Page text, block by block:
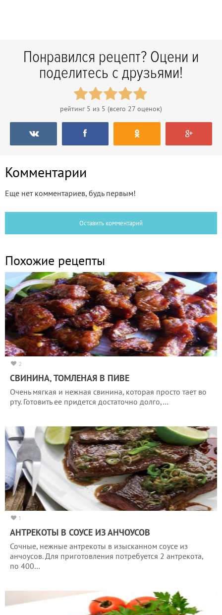
Понравился рецепт? Оцени и
поделитесь с друзьями!
рейтинг 5 из 5 (всего 27 оценок)
Комментарии
Еще нет комментариев, будь первым!
Оставить комментарий
Похожие рецепты
2
СВИНИНА, ТОМЛЕНАЯ В ПИВЕ
Очень мягкая и нежная свинина, которая просто тает во
рту. Готовить ее придется достаточно долго,…
1
АНТРЕКОТЫ В СОУСЕ ИЗ АНЧОУСОВ
Сочные, нежные антрекоты в изысканном соусе из
анчоусов. Для приготовления потребуется 2 антрекота,
по 400…